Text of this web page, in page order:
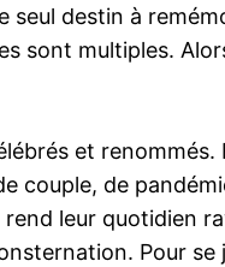
seul destin à
sont multiples.
et
couple, de
leur quotidien
Pour